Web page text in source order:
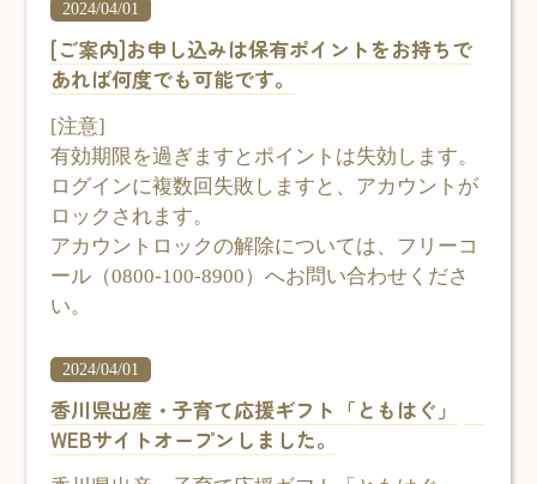
2024/04/01
[ご案内]お申し込みは保有ポイントをお持ちで
あれば何度でも可能です。
[注意]
有効期限を過ぎますとポイントは失効します。
ログインに複数回失敗しますと、アカウントが
ロックされます。
アカウントロックの解除については、フリーコ
ール（0800-100-8900）へお問い合わせくださ
い。
2024/04/01
香川県出産・子育て応援ギフト「ともはぐ」
WEBサイトオープンしました。